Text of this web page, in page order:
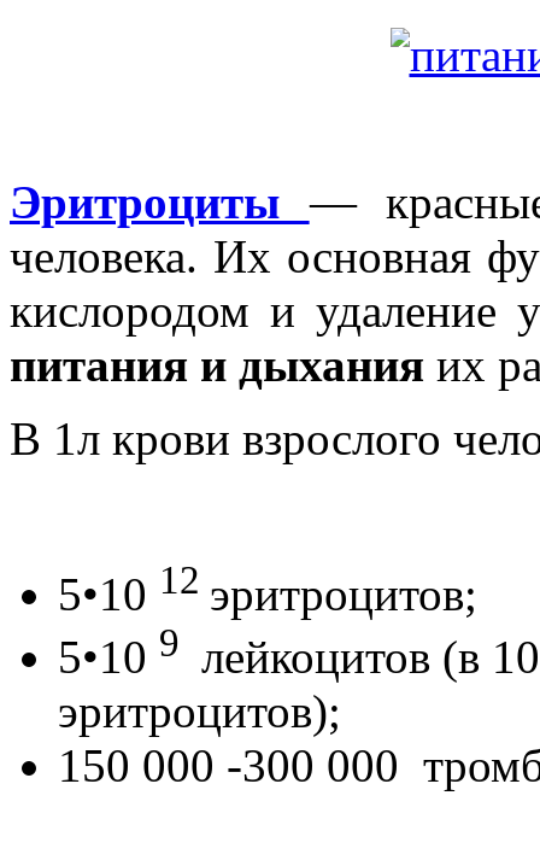
Эритроциты —
человека. Их основная
кислородом и удаление
питания и дыхания их
В 1л крови взрослого
5•10 12 эритроцитов;
5•10 9 лейкоцитов (в
эритроцитов);
150 000 -300 000